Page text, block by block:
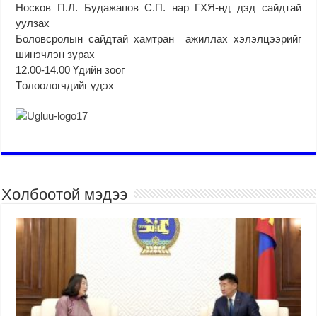
Носков П.Л. Будажапов С.П. нар ГХЯ-нд дэд сайдтай
уулзах
Боловсролын сайдтай хамтран ажиллах хэлэлцээрийг
шинэчлэн зурах
12.00-14.00 Үдийн зоог
Төлөөлөгчдийг үдэх
Холбоотой мэдээ